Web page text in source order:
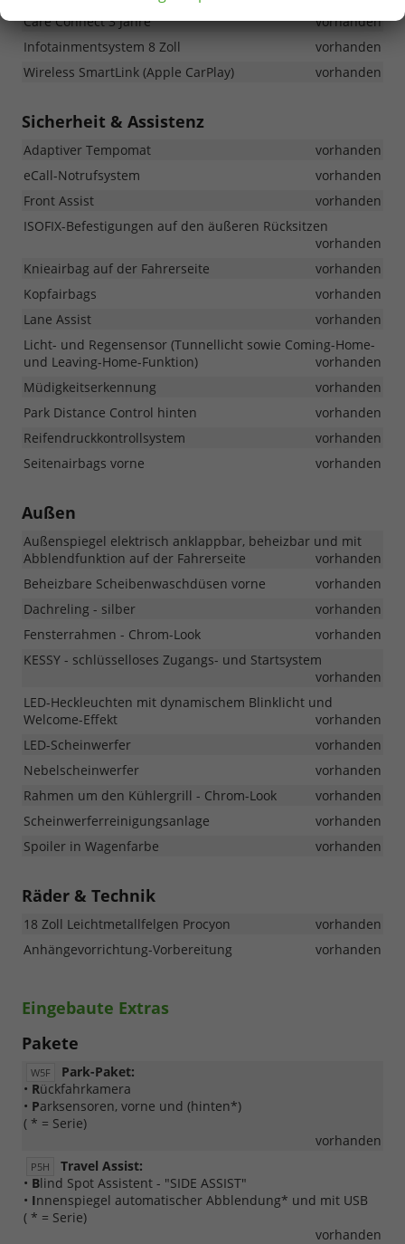
Care Connect 3 Jahre
vorhanden
Infotainmentsystem 8 Zoll
vorhanden
Wireless SmartLink (Apple CarPlay)
vorhanden
Sicherheit & Assistenz
Adaptiver Tempomat
vorhanden
eCall-Notrufsystem
vorhanden
Front Assist
vorhanden
ISOFIX-Befestigungen auf den äußeren Rücksitzen
vorhanden
Knieairbag auf der Fahrerseite
vorhanden
Kopfairbags
vorhanden
Lane Assist
vorhanden
Licht- und Regensensor (Tunnellicht sowie Coming-Home-
und Leaving-Home-Funktion)
vorhanden
Müdigkeitserkennung
vorhanden
Park Distance Control hinten
vorhanden
Reifendruckkontrollsystem
vorhanden
Seitenairbags vorne
vorhanden
Außen
Außenspiegel elektrisch anklappbar, beheizbar und mit
Abblendfunktion auf der Fahrerseite
vorhanden
Beheizbare Scheibenwaschdüsen vorne
vorhanden
Dachreling - silber
vorhanden
Fensterrahmen - Chrom-Look
vorhanden
KESSY - schlüsselloses Zugangs- und Startsystem
vorhanden
LED-Heckleuchten mit dynamischem Blinklicht und
Welcome-Effekt
vorhanden
LED-Scheinwerfer
vorhanden
Nebelscheinwerfer
vorhanden
Rahmen um den Kühlergrill - Chrom-Look
vorhanden
Scheinwerferreinigungsanlage
vorhanden
Spoiler in Wagenfarbe
vorhanden
Räder & Technik
18 Zoll Leichtmetallfelgen Procyon
vorhanden
Anhängevorrichtung-Vorbereitung
vorhanden
Eingebaute Extras
Pakete
W5F
Park-Paket:
• Rückfahrkamera
• Parksensoren, vorne und (hinten*)
( * = Serie)
vorhanden
P5H
Travel Assist:
• Blind Spot Assistent - "SIDE ASSIST"
• Innenspiegel automatischer Abblendung* und mit USB
( * = Serie)
vorhanden